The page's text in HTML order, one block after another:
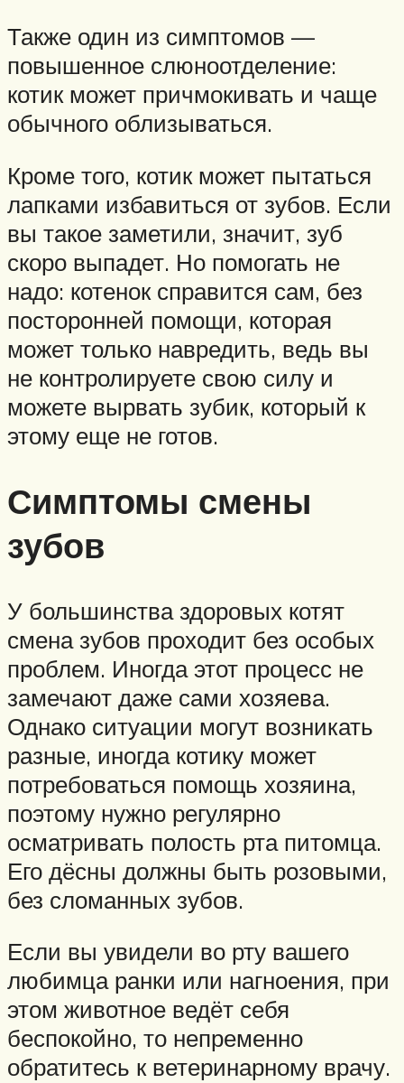
Также один из симптомов —
повышенное слюноотделение:
котик может причмокивать и чаще
обычного облизываться.
Кроме того, котик может пытаться
лапками избавиться от зубов. Если
вы такое заметили, значит, зуб
скоро выпадет. Но помогать не
надо: котенок справится сам, без
посторонней помощи, которая
может только навредить, ведь вы
не контролируете свою силу и
можете вырвать зубик, который к
этому еще не готов.
Симптомы смены
зубов
У большинства здоровых котят
смена зубов проходит без особых
проблем. Иногда этот процесс не
замечают даже сами хозяева.
Однако ситуации могут возникать
разные, иногда котику может
потребоваться помощь хозяина,
поэтому нужно регулярно
осматривать полость рта питомца.
Его дёсны должны быть розовыми,
без сломанных зубов.
Если вы увидели во рту вашего
любимца ранки или нагноения, при
этом животное ведёт себя
беспокойно, то непременно
обратитесь к ветеринарному врачу.